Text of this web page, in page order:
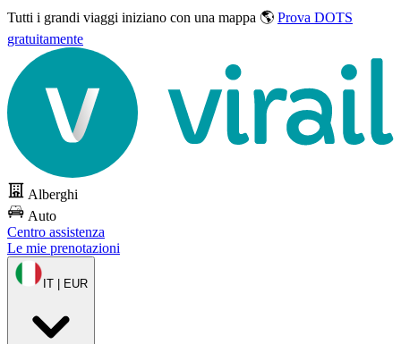
Tutti i grandi viaggi iniziano con una mappa 🌎 Prova DOTS
gratuitamente
Alberghi
Auto
Centro assistenza
Le mie prenotazioni
IT | EUR